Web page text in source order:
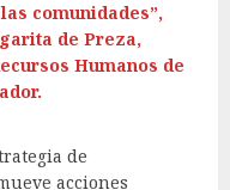
comunidades”,
de Preza,
Humanos de
de
acciones